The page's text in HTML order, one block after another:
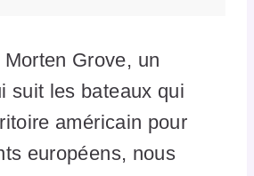
Grove, un
suit les bateaux qui
américain pour
européens, nous